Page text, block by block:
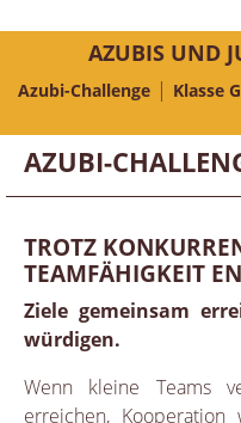
AZUBIS UND
Azubi-Challenge Klasse
AZUBI-
TROTZ
TEAMFÄHIGKEIT
Ziele gemeinsam
würdigen.
Wenn kleine Teams
erreichen,